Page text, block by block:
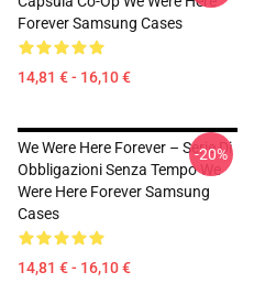
Forever Samsung Cases
14,81 € - 16,10 €
We Were Here Forever – Serie Di
Obbligazioni Senza Tempo We
Were Here Forever Samsung
Cases
14,81 € - 16,10 €
-20%